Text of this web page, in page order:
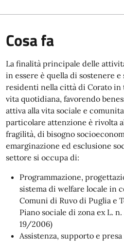
Cosa fa
La finalità principale delle
in essere è quella di sostenere
residenti nella città di Corato in
vita quotidiana, favorendo
attiva alla vita sociale e
particolare attenzione è rivolta
fragilità, di bisogno
emarginazione ed esclusione
settore si occupa di:
Programmazione,
sistema di welfare locale in
Comuni di Ruvo di Puglia e
Piano sociale di zona ex L.
19/2006)
Assistenza, supporto e